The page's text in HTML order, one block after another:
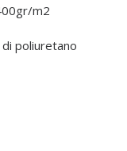
m2
poliuretano